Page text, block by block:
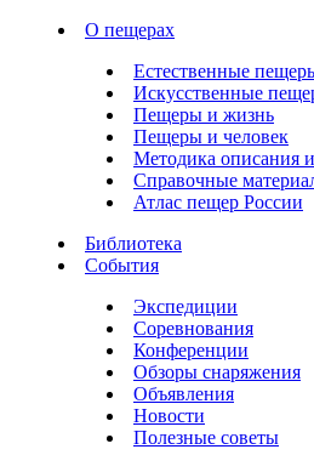
О пещерах
Естественные
Искусственные
Пещеры и жизнь
Пещеры и человек
Методика описания
Справочные
Атлас пещер России
Библиотека
События
Экспедиции
Соревнования
Конференции
Обзоры снаряжения
Объявления
Новости
Полезные советы